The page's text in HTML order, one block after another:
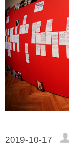
2019-10-17